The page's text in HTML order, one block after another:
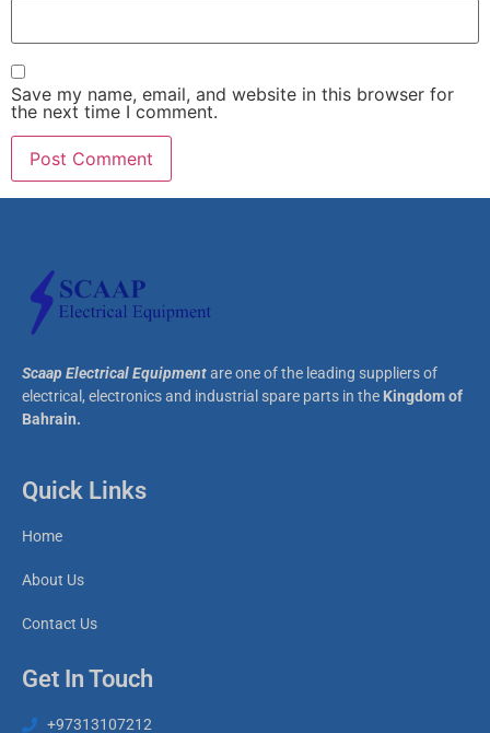
Save my name, email, and website in this browser for
the next time I comment.
Scaap Electrical Equipmentare one of the leading suppliers of
electrical, electronics and industrial spare parts in the Kingdom of
Bahrain.
Quick Links
Home
About Us
Contact Us
Get In Touch
+97313107212